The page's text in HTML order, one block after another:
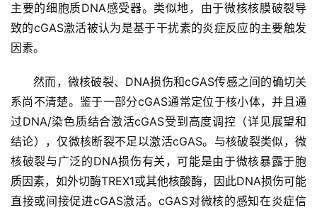
主要的细胞质DNA感受器。类似地，由于微核核膜破裂导
致的cGAS激活被认为是基于干扰素的炎症反应的主要触发
因素。
然而，微核破裂、DNA损伤和cGAS传感之间的确切关
系尚不清楚。鉴于一部分cGAS通常定位于核小体，并且通
过DNA/染色质结合激活cGAS受到高度调控（详见展望和
结论），仅微核断裂不足以激活cGAS。与核破裂类似，微
核破裂与广泛的DNA损伤有关，可能是由于微核暴露于胞
质因素，如外切酶TREX1或其他核酸酶，因此DNA损伤可能
直接或间接促进cGAS激活。cGAS对微核的感知在炎症信